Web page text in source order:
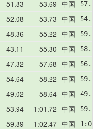
51.83 53.69 中国
52.08 53.73 中国
48.36 55.22 中国
43.11 55.30 中国
47.32 57.68 中国
54.64 58.22 中国
49.02 58.64 中国
53.94 1:01.72 中国
59.89 1:02.47 中国